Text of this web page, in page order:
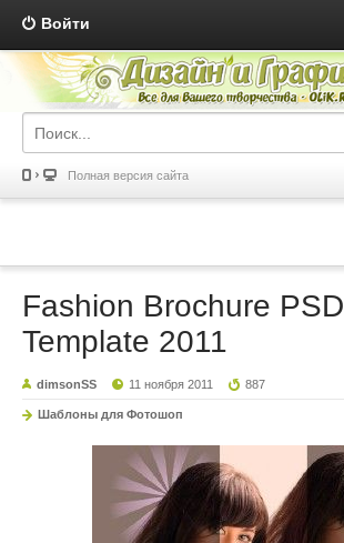
Войти
Полная версия сайта
Fashion Brochure PSD
Template 2011
dimsonSS 11 ноября 2011 887
Шаблоны для Фотошоп